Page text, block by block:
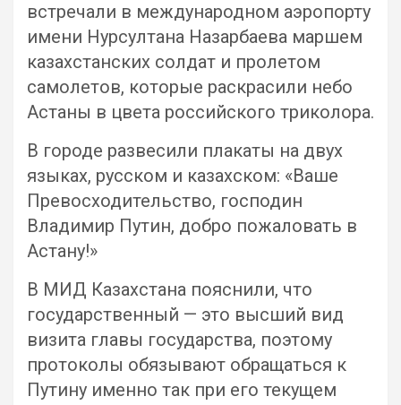
встречали в международном аэропорту
имени Нурсултана Назарбаева маршем
казахстанских солдат и пролетом
самолетов, которые раскрасили небо
Астаны в цвета российского триколора.
В городе развесили плакаты на двух
языках, русском и казахском: «Ваше
Превосходительство, господин
Владимир Путин, добро пожаловать в
Астану!»
В МИД Казахстана пояснили, что
государственный — это высший вид
визита главы государства, поэтому
протоколы обязывают обращаться к
Путину именно так при его текущем